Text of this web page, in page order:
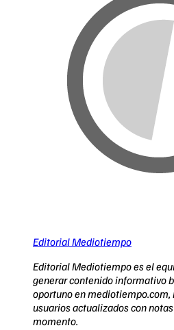
Editorial Mediotiempo
Editorial Mediotiempo es el
generar contenido informativo
oportuno en
usuarios actualizados con
momento.